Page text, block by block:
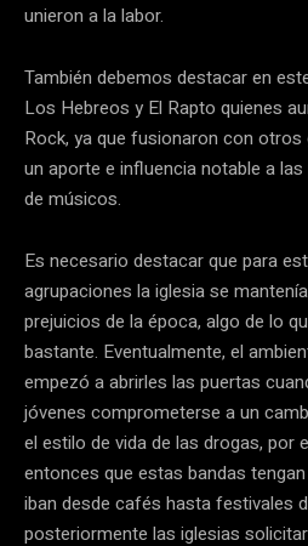
unieron a la labor.
También debemos destacar en
Los Hebreos y El Rapto quienes
Rock, ya que fusionaron con
un aporte e influencia notable a
de músicos.
Es necesario destacar que para
agrupaciones la iglesia se
prejuicios de la época, algo de lo
bastante. Eventualmente, el
empezó a abrirles las puertas
jóvenes comprometerse a un
el estilo de vida de las drogas, por
entonces que estas bandas
iban desde cafés hasta festivales
posteriormente las iglesias